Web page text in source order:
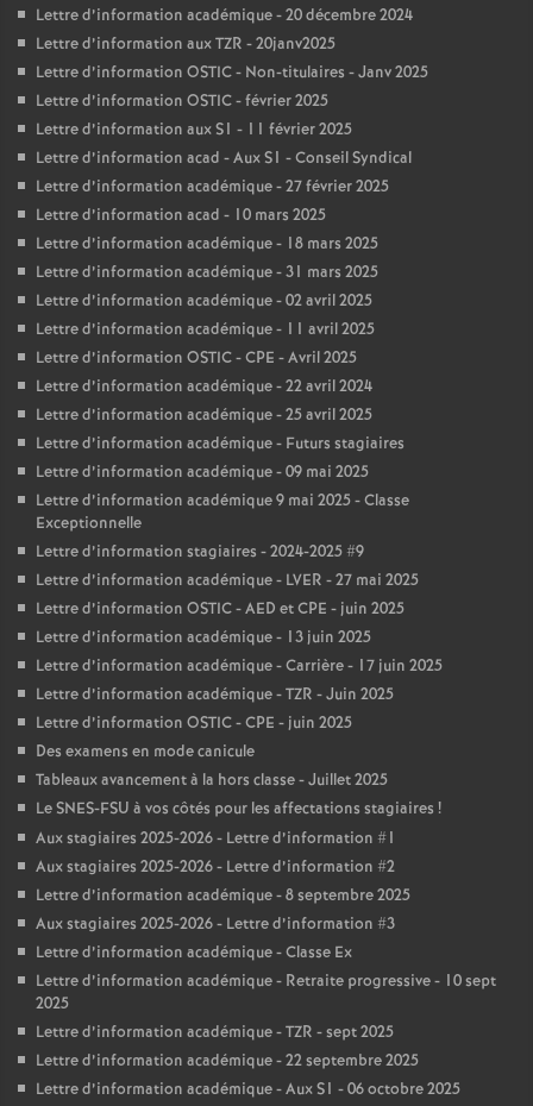
Lettre d’information académique - 20 décembre 2024
Lettre d’information aux TZR - 20janv2025
Lettre d’information OSTIC - Non-titulaires - Janv 2025
Lettre d’information OSTIC - février 2025
Lettre d’information aux S1 - 11 février 2025
Lettre d’information acad - Aux S1 - Conseil Syndical
Lettre d’information académique - 27 février 2025
Lettre d’information acad - 10 mars 2025
Lettre d’information académique - 18 mars 2025
Lettre d’information académique - 31 mars 2025
Lettre d’information académique - 02 avril 2025
Lettre d’information académique - 11 avril 2025
Lettre d’information OSTIC - CPE - Avril 2025
Lettre d’information académique - 22 avril 2024
Lettre d’information académique - 25 avril 2025
Lettre d’information académique - Futurs stagiaires
Lettre d’information académique - 09 mai 2025
Lettre d’information académique 9 mai 2025 - Classe
Exceptionnelle
Lettre d’information stagiaires - 2024-2025 #9
Lettre d’information académique - LVER - 27 mai 2025
Lettre d’information OSTIC - AED et CPE - juin 2025
Lettre d’information académique - 13 juin 2025
Lettre d’information académique - Carrière - 17 juin 2025
Lettre d’information académique - TZR - Juin 2025
Lettre d’information OSTIC - CPE - juin 2025
Des examens en mode canicule
Tableaux avancement à la hors classe - Juillet 2025
Le SNES-FSU à vos côtés pour les affectations stagiaires !
Aux stagiaires 2025-2026 - Lettre d’information #1
Aux stagiaires 2025-2026 - Lettre d’information #2
Lettre d’information académique - 8 septembre 2025
Aux stagiaires 2025-2026 - Lettre d’information #3
Lettre d’information académique - Classe Ex
Lettre d’information académique - Retraite progressive - 10 sept
2025
Lettre d’information académique - TZR - sept 2025
Lettre d’information académique - 22 septembre 2025
Lettre d’information académique - Aux S1 - 06 octobre 2025